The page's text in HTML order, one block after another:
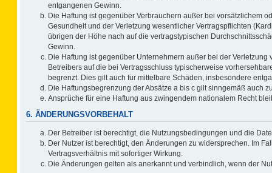
entgangenen Gewinn.
Die Haftung ist gegenüber Verbrauchern außer bei vorsätzlichem
Gesundheit und der Verletzung wesentlicher Vertragspflichten
übrigen der Höhe nach auf die vertragstypischen
Gewinn.
Die Haftung ist gegenüber Unternehmern außer bei der
Betreibers auf die bei Vertragsschluss typischerweise
begrenzt. Dies gilt auch für mittelbare Schäden, insbesondere
Die Haftungsbegrenzung der Absätze a bis c gilt sinngemäß auch
Ansprüche für eine Haftung aus zwingendem nationalem Recht
6. ÄNDERUNGSVORBEHALT
Der Betreiber ist berechtigt, die Nutzungsbedingungen und die
Der Nutzer ist berechtigt, den Änderungen zu widersprechen. Im
Vertragsverhältnis mit sofortiger Wirkung.
Die Änderungen gelten als anerkannt und verbindlich, wenn der